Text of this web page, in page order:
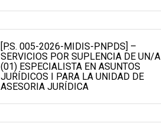
[P.S. 005-2026-MIDIS-PNPDS] –
SERVICIOS POR SUPLENCIA DE UN/A
(01) ESPECIALISTA EN ASUNTOS
JURÍDICOS I PARA LA UNIDAD DE
ASESORIA JURÍDICA